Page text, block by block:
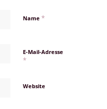
Name *
E-Mail-Adresse
*
Website